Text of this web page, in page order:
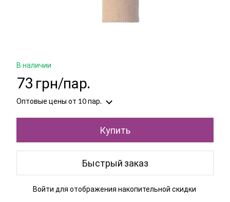
В наличии
73 грн/пар.
Оптовые цены от 10 пар.
Купить
Быстрый заказ
Войти для отображения накопительной скидки